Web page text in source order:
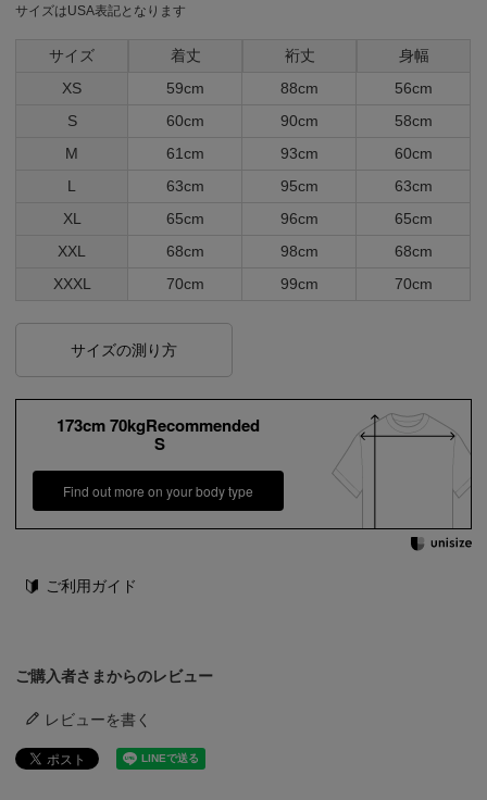
サイズはUSA表記となります
サイズ 着丈 裄丈
身幅
XS
59cm 88cm
56cm
S
60cm 90cm
58cm
M
61cm 93cm
60cm
L
63cm 95cm
63cm
XL
65cm 96cm
65cm
XXL
68cm 98cm
68cm
XXXL
70cm 99cm 70cm
サイズの測り方
173cm 70kgRecommended
S
Find out more on your body type
ご利用ガイド
ご購入者さまからのレビュー
レビューを書く